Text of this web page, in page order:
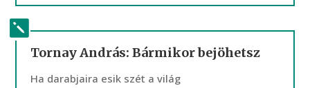
Tornay András: Bármikor bejöhetsz
Ha darabjaira esik szét a világ